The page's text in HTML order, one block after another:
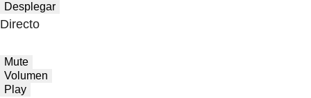
Desplegar
Directo
Mute
Volumen
Play